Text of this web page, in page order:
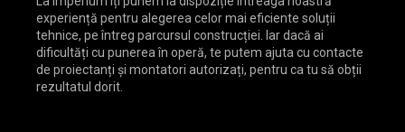
experiență pentru alegerea celor mai eficiente soluții
tehnice, pe întreg parcursul construcției. Iar dacă ai
dificultăți cu punerea în operă, te putem ajuta cu contacte
de proiectanți și montatori autorizați, pentru ca tu să obții
rezultatul dorit.